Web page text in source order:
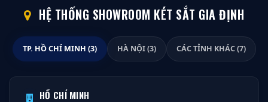
HỆ THỐNG SHOWROOM KÉT SẮT GIA ĐỊNH
TP. HỒ CHÍ MINH (3) HÀ NỘI (3) CÁC TỈNH KHÁC (7)
HỒ CHÍ MINH